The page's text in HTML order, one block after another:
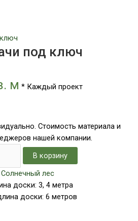
под ключ
м * Каждый проект
Стоимость материала и
нашей компании.
В корзину
лес
доски: 3, 4 метра
доски: 6 метров